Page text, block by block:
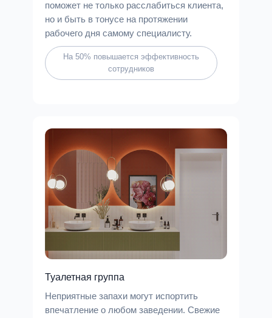
поможет не только расслабиться клиента,
но и быть в тонусе на протяжении
рабочего дня самому специалисту.
На 50% повышается эффективность
сотрудников
Неприятные запахи могут испортить
впечатление о любом заведении. Свежие
Туалетная группа